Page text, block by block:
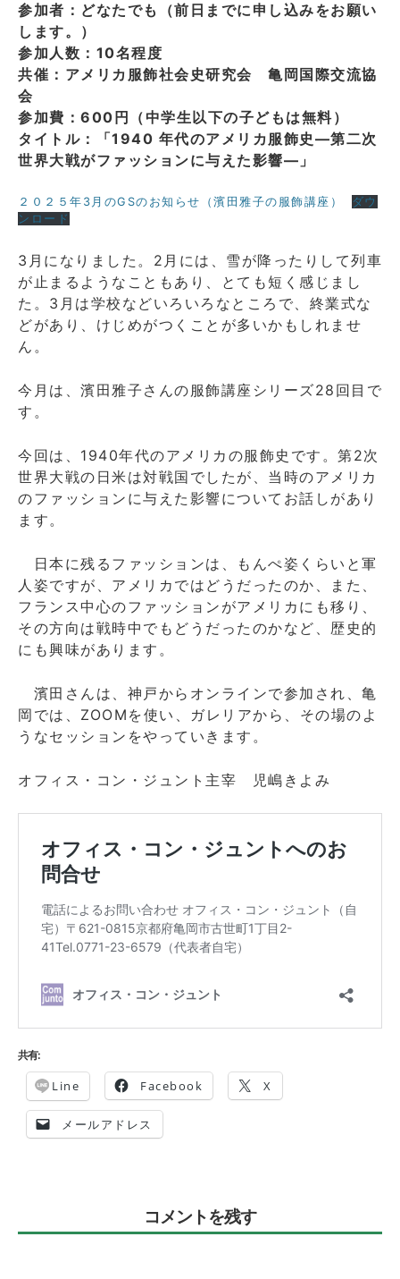
参加者：どなたでも（前日までに申し込みをお願い
します。）
参加人数：10名程度
共催：アメリカ服飾社会史研究会 亀岡国際交流協
会
参加費：600円（中学生以下の子どもは無料）
タイトル：「1940 年代のアメリカ服飾史―第二次
世界大戦がファッションに与えた影響―」
２０２５年3月のGSのお知らせ（濱田雅子の服飾講座）
ダウ
ンロード
3月になりました。2月には、雪が降ったりして列車
が止まるようなこともあり、とても短く感じまし
た。3月は学校などいろいろなところで、終業式な
どがあり、けじめがつくことが多いかもしれませ
ん。
今月は、濱田雅子さんの服飾講座シリーズ28回目で
す。
今回は、1940年代のアメリカの服飾史です。第2次
世界大戦の日米は対戦国でしたが、当時のアメリカ
のファッションに与えた影響についてお話しがあり
ます。
日本に残るファッションは、もんぺ姿くらいと軍
人姿ですが、アメリカではどうだったのか、また、
フランス中心のファッションがアメリカにも移り、
その方向は戦時中でもどうだったのかなど、歴史的
にも興味があります。
濱田さんは、神戸からオンラインで参加され、亀
岡では、ZOOMを使い、ガレリアから、その場のよ
うなセッションをやっていきます。
オフィス・コン・ジュント主宰 児嶋きよみ
共有:
Line Facebook X
メールアドレス
コメントを残す